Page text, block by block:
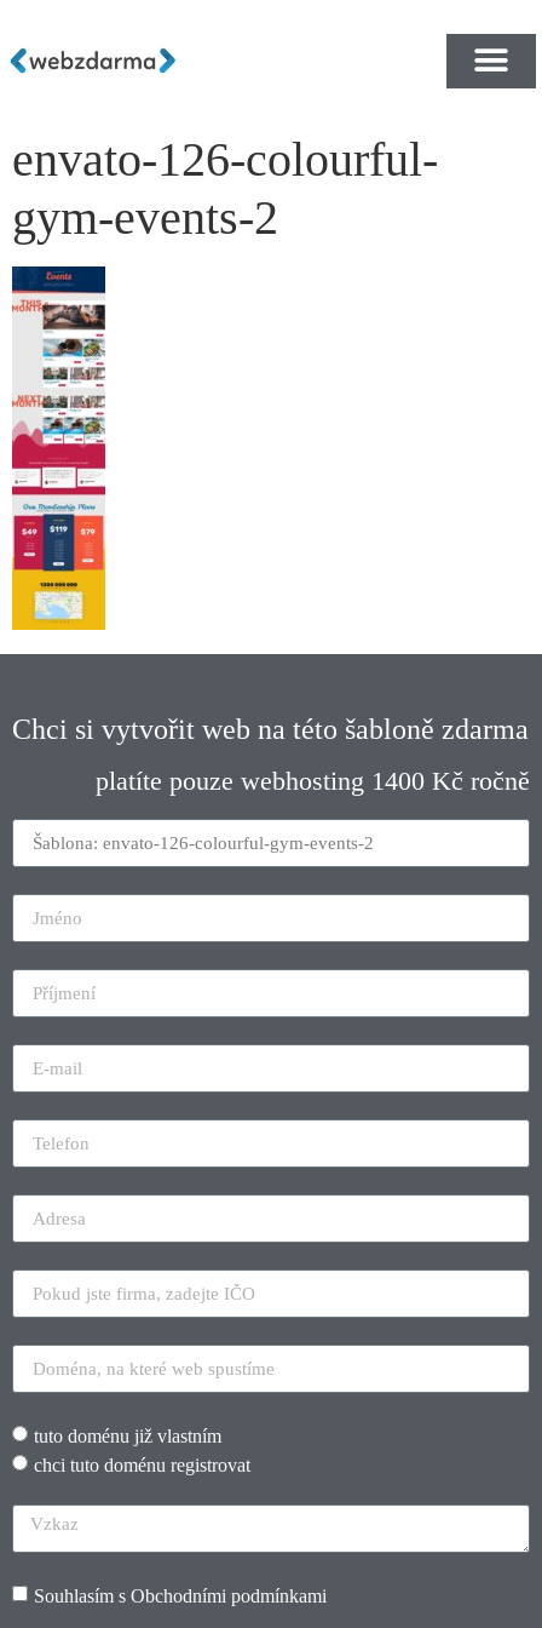
envato-126-colourful-
gym-events-2
Chci si vytvořit web na této šabloně zdarma
platíte pouze webhosting 1400 Kč ročně
tuto doménu již vlastním
chci tuto doménu registrovat
Souhlasím s Obchodními podmínkami